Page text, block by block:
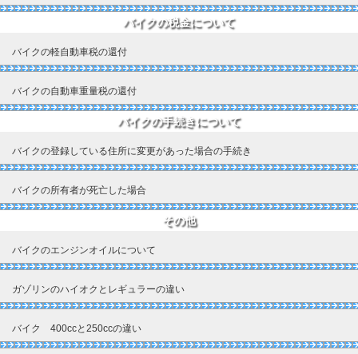
バイクの税金について
バイクの軽自動車税の還付
バイクの自動車重量税の還付
バイクの手続きについて
バイクの登録している住所に変更があった場合の手続き
バイクの所有者が死亡した場合
その他
バイクのエンジンオイルについて
ガゾリンのハイオクとレギュラーの違い
バイク 400ccと250ccの違い